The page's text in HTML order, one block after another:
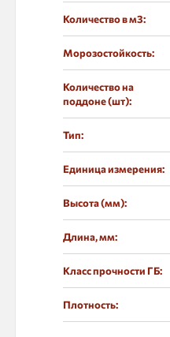
Количество в м3:
Морозостойкость:
Количество на
поддоне (шт):
Тип:
Единица измерения:
Высота (мм):
Длина, мм:
Класс прочности ГБ:
Плотность: